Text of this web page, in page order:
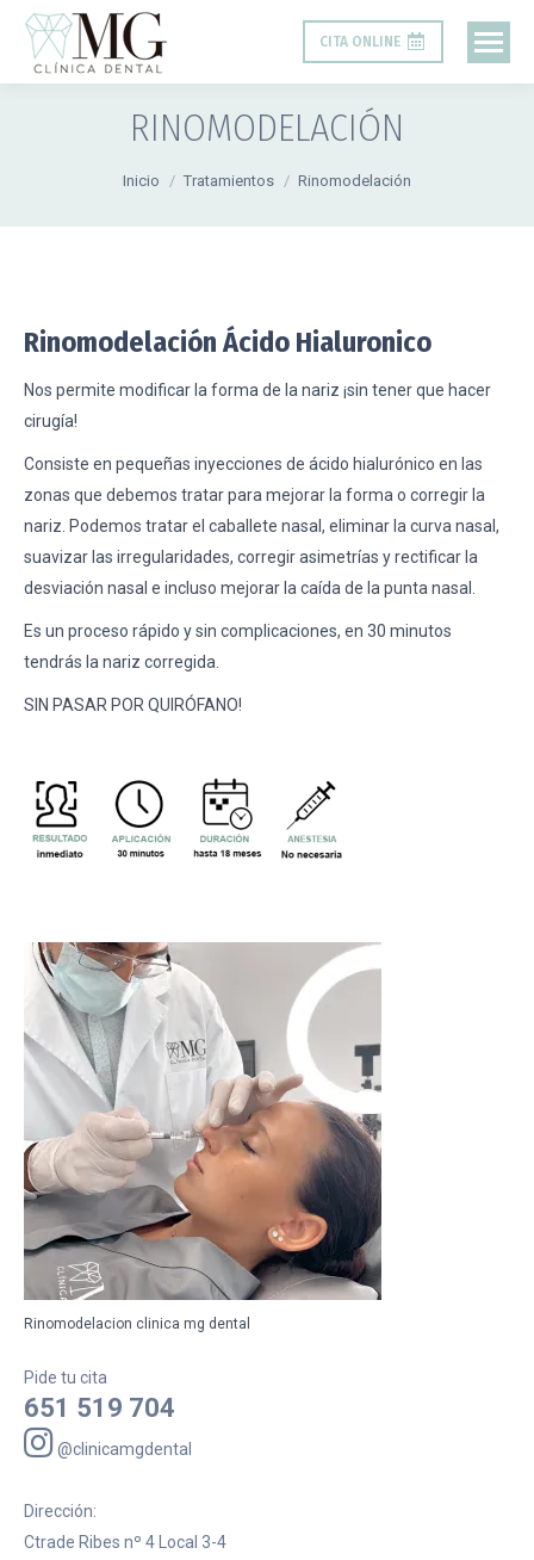
CITA ONLINE
RINOMODELACIÓN
Inicio Tratamientos Rinomodelación
Rinomodelación Ácido Hialuronico
Nos permite modificar la forma de la nariz ¡sin tener que hacer
cirugía!
Consiste en pequeñas inyecciones de ácido hialurónico en las
zonas que debemos tratar para mejorar la forma o corregir la
nariz. Podemos tratar el caballete nasal, eliminar la curva nasal,
suavizar las irregularidades, corregir asimetrías y rectificar la
desviación nasal e incluso mejorar la caída de la punta nasal.
Es un proceso rápido y sin complicaciones, en 30 minutos
tendrás la nariz corregida.
SIN PASAR POR QUIRÓFANO!
Rinomodelacion clinica mg dental
Pide tu cita
651 519 704
@clinicamgdental
Dirección:
Ctrade Ribes nº 4 Local 3-4